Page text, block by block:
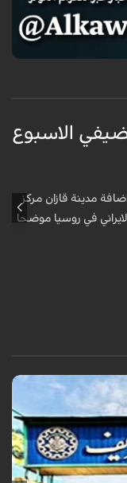
الاسبوع
مدينة قازان مركز
في روسيا موضحا